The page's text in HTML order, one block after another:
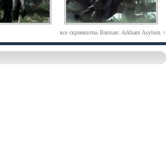
все скриншоты Batman: Arkham Asylum >